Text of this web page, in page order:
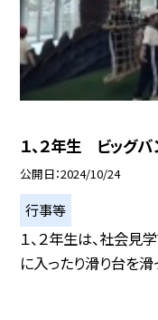
１、２年生 ビッグバ
公開日 2024/10/24
行事等
１、２年生は、社会見
に入ったり滑り台を滑